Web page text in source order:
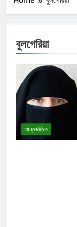
বুলগেরিয়া
আন্তর্জাতিক